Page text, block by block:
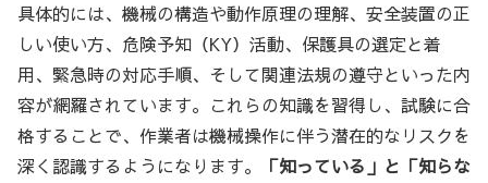
具体的には、機械の構造や動作原理の理解、安全装置の正
しい使い方、危険予知（KY）活動、保護具の選定と着
用、緊急時の対応手順、そして関連法規の遵守といった内
容が網羅されています。これらの知識を習得し、試験に合
格することで、作業者は機械操作に伴う潜在的なリスクを
深く認識するようになります。
「知っている」と「知らな